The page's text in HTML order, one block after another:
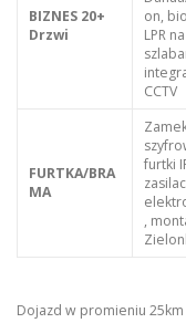
BIZNES 20+
Drzwi
on,
LPR na
CCTV
FURTKA/BRA
MA
furtki
,
Dojazd w promieniu